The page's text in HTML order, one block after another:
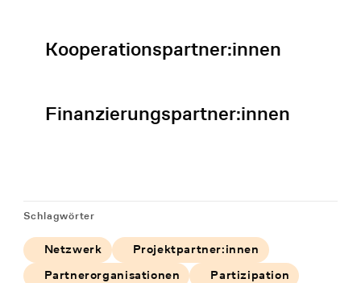
Kooperationspartner:innen
Finanzierungspartner:innen
Schlagwörter
Netzwerk
Projektpartner:innen
Partnerorganisationen
Partizipation